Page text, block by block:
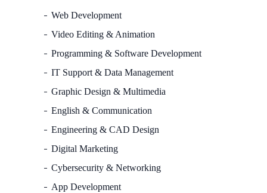
Web Development
Video Editing & Animation
Programming & Software Development
IT Support & Data Management
Graphic Design & Multimedia
English & Communication
Engineering & CAD Design
Digital Marketing
Cybersecurity & Networking
App Development